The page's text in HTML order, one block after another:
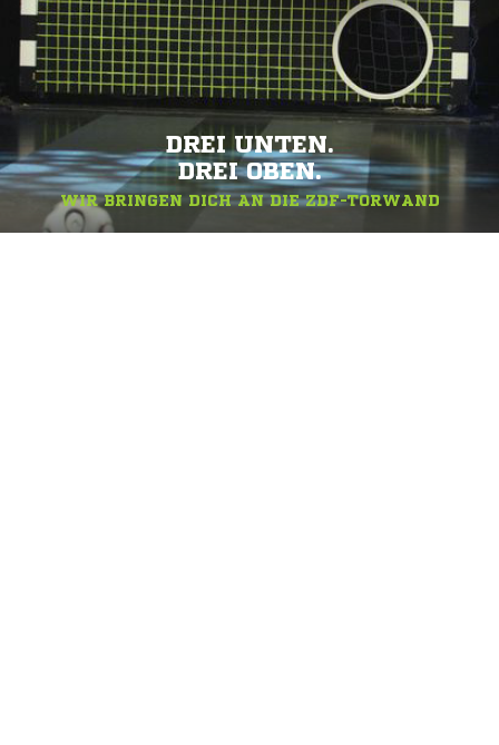
DREI UNTEN.
DREI OBEN.
WIR BRINGEN DICH AN DIE ZDF-TORWAND